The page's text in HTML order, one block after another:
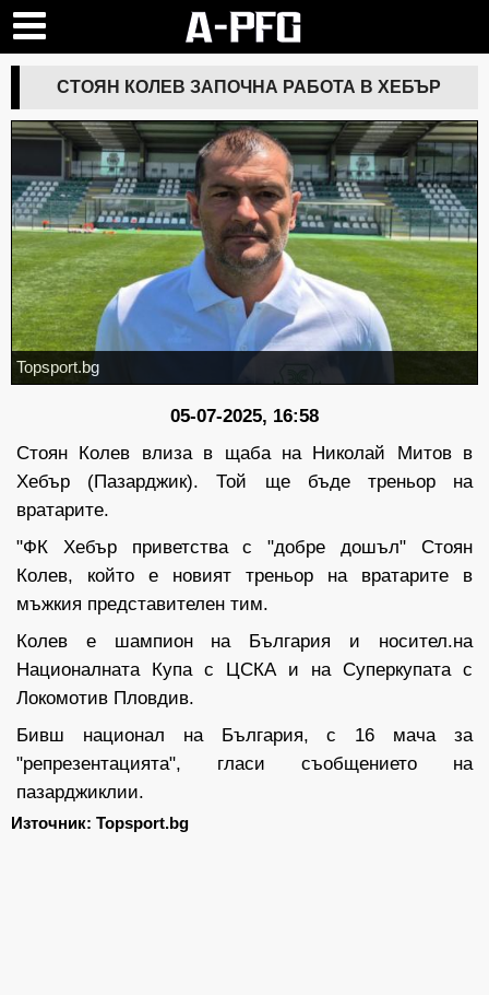
СТОЯН КОЛЕВ ЗАПОЧНА РАБОТА В ХЕБЪР
Topsport.bg
05-07-2025, 16:58
Стоян Колев влиза в щаба на Николай Митов в
Хебър (Пазарджик). Той ще бъде треньор на
вратарите.
"ФК Хебър приветства с "добре дошъл" Стоян
Колев, който е новият треньор на вратарите в
мъжкия представителен тим.
Колев е шампион на България и носител.на
Националната Купа с ЦСКА и на Суперкупата с
Локомотив Пловдив.
Бивш национал на България, с 16 мача за
"репрезентацията", гласи съобщението на
пазарджиклии.
Източник: Topsport.bg